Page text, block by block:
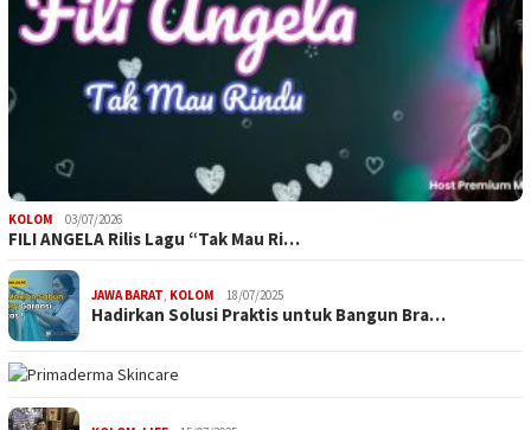
KOLOM 03/07/2026
FILI ANGELA Rilis Lagu “Tak Mau Ri…
JAWA BARAT, KOLOM 18/07/2025
Hadirkan Solusi Praktis untuk Bangun Bra…